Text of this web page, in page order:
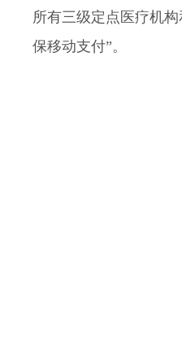
所有三级定点医疗机
保移动支付”。